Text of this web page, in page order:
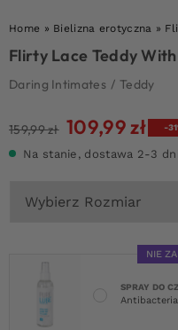
Home » Bielizna erotyczna »
Flirty Lace Teddy
Daring Intimates / Teddy
159,99zł Pierwotna
109,99zł -
Na stanie, dostawa 2-3
NIE
SPRAY DO